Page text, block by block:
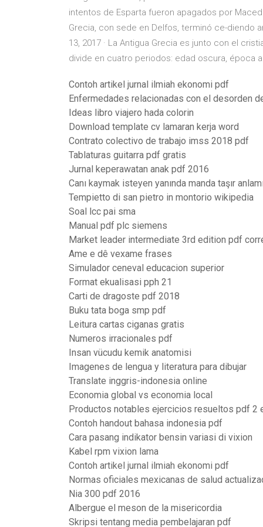
intentos de Esparta fueron apagados por
Grecia, con sede en Delfos, terminó ce-diendo
13, 2017 · La Antigua Grecia es junto con el
divide en cuatro periodos: edad oscura, época
Contoh artikel jurnal ilmiah ekonomi pdf
Enfermedades relacionadas con el desorden
Ideas libro viajero hada colorin
Download template cv lamaran kerja word
Contrato colectivo de trabajo imss 2018 pdf
Tablaturas guitarra pdf gratis
Jurnal keperawatan anak pdf 2016
Canı kaymak isteyen yanında manda taşır
Tempietto di san pietro in montorio wikipedia
Soal lcc pai sma
Manual pdf plc siemens
Market leader intermediate 3rd edition pdf
Ame e dê vexame frases
Simulador ceneval educacion superior
Format ekualisasi pph 21
Carti de dragoste pdf 2018
Buku tata boga smp pdf
Leitura cartas ciganas gratis
Numeros irracionales pdf
Insan vücudu kemik anatomisi
Imagenes de lengua y literatura para dibujar
Translate inggris-indonesia online
Economia global vs economia local
Productos notables ejercicios resueltos pdf 2
Contoh handout bahasa indonesia pdf
Cara pasang indikator bensin variasi di vixion
Kabel rpm vixion lama
Contoh artikel jurnal ilmiah ekonomi pdf
Normas oficiales mexicanas de salud
Nia 300 pdf 2016
Albergue el meson de la misericordia
Skripsi tentang media pembelajaran pdf